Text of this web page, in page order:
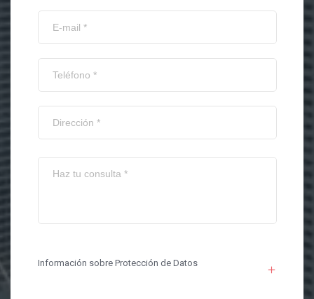
Información sobre Protección de Datos